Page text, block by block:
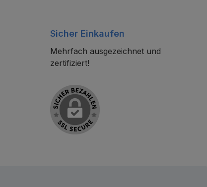
Sicher Einkaufen
Mehrfach ausgezeichnet und
zertifiziert!